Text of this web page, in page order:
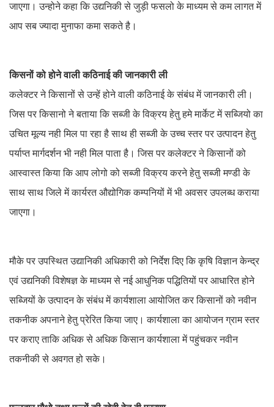
जाएगा। उन्होने कहा कि उद्यनिकी से जुड़ी फसलो के माध्यम से कम लागत में
आप सब ज्यादा मुनाफा कमा सकते है।
किसनों को होने वाली कठिनाई की जानकारी ली
कलेक्टर ने किसानों से उन्हें होने वाली कठिनाई के संबंध में जानकारी ली।
जिस पर किसानो ने बताया कि सब्जी के विक्रय हेतु हमे मार्केट में सब्जियो का
उचित मूल्य नही मिल पा रहा है साथ ही सब्जी के उच्च स्तर पर उत्पादन हेतु
पर्याप्त मार्गदर्शन भी नही मिल पाता है। जिस पर कलेक्टर ने किसानों को
आस्वास्त किया कि आप लोगो को सब्जी विक्रय करने हेतु सब्जी मण्डी के
साथ साथ जिले में कार्यरत औद्योगिक कम्पनियों में भी अवसर उपलब्ध कराया
जाएगा।
मौके पर उपस्थित उद्यानिकी अधिकारी को निर्देश दिए कि कृषि विज्ञान केन्द्र
एवं उद्यनिकी विशेषज्ञ के माध्यम से नई आधुनिक पद्धितियों पर आधारित होने
सब्जियों के उत्पादन के संबंध में कार्यशाला आयोजित कर किसानों को नवीन
तकनीक अपनाने हेतु प्रेरित किया जाए। कार्यशाला का आयोजन ग्राम स्तर
पर कराए ताकि अधिक से अधिक किसान कार्यशाला में पहुंचकर नवीन
तकनीकी से अवगत हो सके।